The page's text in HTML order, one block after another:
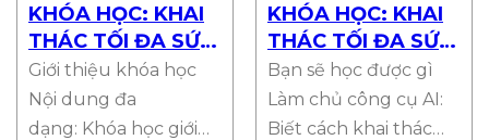
KHÓA HỌC: KHAI
THÁC TỐI ĐA SỨC
MẠNH 25 TRỢ LÝ
AI
Giới thiệu khóa học
Nội dung đa
dạng: Khóa học giới
KHÓA HỌC: KHAI
THÁC TỐI ĐA SỨC
MẠNH TRỢ LÝ AI
Bạn sẽ học được gì
Làm chủ công cụ AI:
Biết cách khai thác